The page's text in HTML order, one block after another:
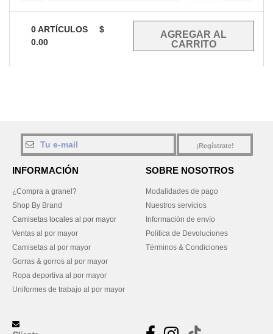
0ARTÍCULOS
$
0.00
¡Regístrate!
INFORMACIÓN
¿Compra a granel?
Shop By Brand
Camisetas locales al por mayor
Ventas al por mayor
Camisetas al por mayor
Gorras & gorros al por mayor
Ropa deportiva al por mayor
Uniformes de trabajo al por mayor
SOBRE NOSOTROS
Modalidades de pago
Nuestros servicios
Información de envío
Política de Devoluciones
Términos & Condiciones